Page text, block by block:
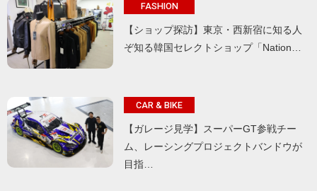
FASHION
【ショップ探訪】東京・西新宿に知る人
ぞ知る韓国セレクトショップ「Nation…
CAR & BIKE
【ガレージ見学】スーパーGT参戦チー
ム、レーシングプロジェクトバンドウが
目指…